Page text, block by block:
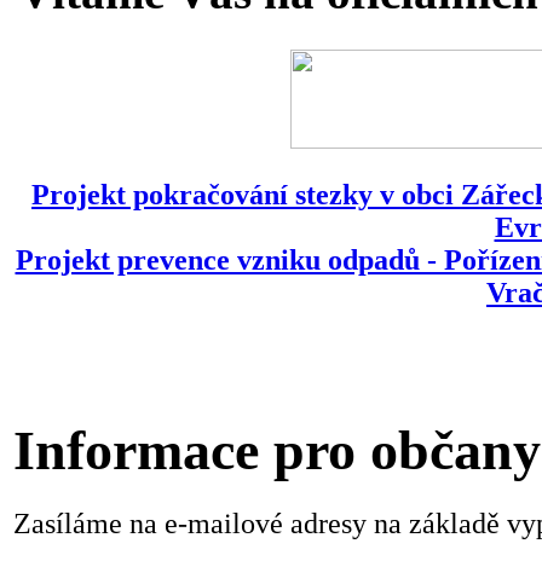
Projekt pokračování stezky v obci
Projekt prevence vzniku odpadů -
Informace pro občany
Zasíláme na e-mailové adresy na základě